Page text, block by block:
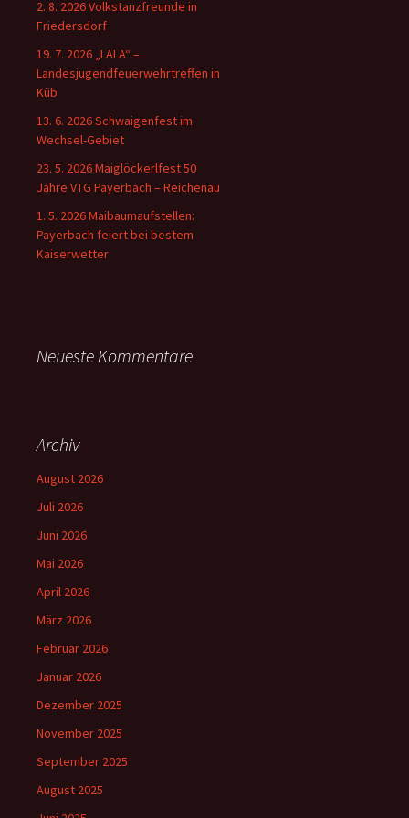
2. 8. 2026 Volkstanzfreunde in
Friedersdorf
19. 7. 2026 „LALA“ –
Landesjugendfeuerwehrtreffen in
Küb
13. 6. 2026 Schwaigenfest im
Wechsel-Gebiet
23. 5. 2026 Maiglöckerlfest 50
Jahre VTG Payerbach – Reichenau
1. 5. 2026 Maibaumaufstellen:
Payerbach feiert bei bestem
Kaiserwetter
Neueste Kommentare
Archiv
August 2026
Juli 2026
Juni 2026
Mai 2026
April 2026
März 2026
Februar 2026
Januar 2026
Dezember 2025
November 2025
September 2025
August 2025